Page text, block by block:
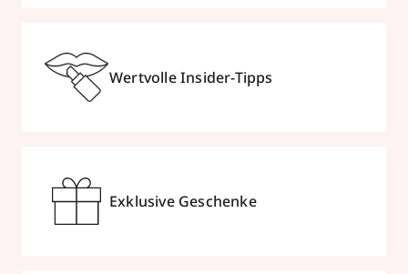
Wertvolle Insider-Tipps
Exklusive Geschenke